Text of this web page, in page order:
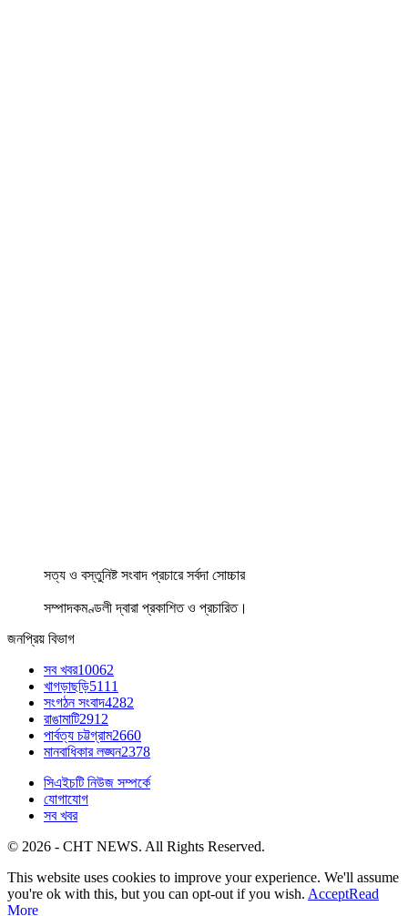
সত্য ও বস্তুনিষ্ট সংবাদ প্রচারে সর্বদা সোচ্চার
সম্পাদকমণ্ডলী দ্বারা প্রকাশিত ও প্রচারিত।
জনপ্রিয় বিভাগ
সব খবর10062
খাগড়াছড়ি5111
সংগঠন সংবাদ4282
রাঙামাটি2912
পার্বত্য চট্টগ্রাম2660
মানবাধিকার লঙ্ঘন2378
সিএইচটি নিউজ সম্পর্কে
যোগাযোগ
সব খবর
© 2026 - CHT NEWS. All Rights Reserved.
This website uses cookies to improve your experience. We'll assume
you're ok with this, but you can opt-out if you wish. AcceptRead
More